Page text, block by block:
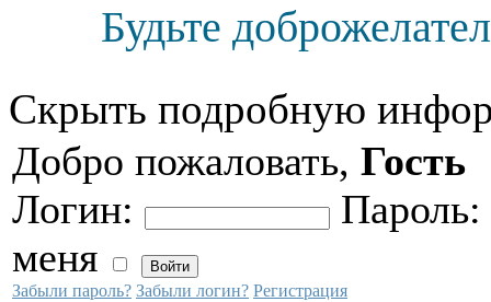
Будьте
Скрыть подробную
Добро пожаловать, Гость
Логин:
Пароль:
меня
Забыли пароль? Забыли логин? Регистрация